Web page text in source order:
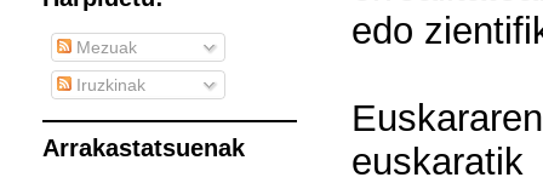
edo
Mezuak
Iruzkinak
Arrakastatsuenak